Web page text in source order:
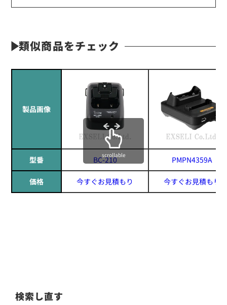
類似商品をチェック
製品画像
型番 BC-210 PMPN4359A
価格 今すぐお見積もり 今すぐお見積もり
scrollable
検索し直す